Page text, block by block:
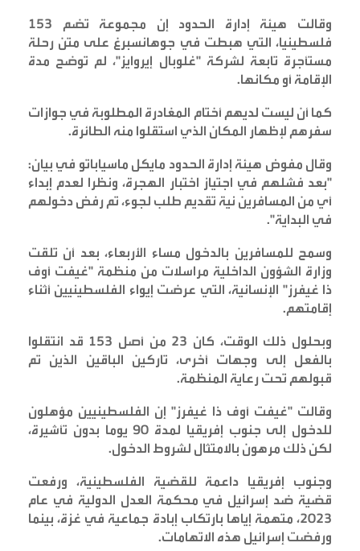
وقالت هيئة إدارة الحدود إن مجموعة تضم 153
فلسطينيا، التي هبطت في جوهانسبرغ على متن رحلة
مستأجرة تابعة لشركة "غلوبال إيروايز"، لم توضح مدة
الإقامة أو مكانها.
كما أن ليست لديهم أختام المغادرة المطلوبة في جوازات
سفرهم لإظهار المكان الذي استقلوا منه الطائرة.
وقال مفوض هيئة إدارة الحدود مايكل ماسياباتو في بيان:
"بعد فشلهم في اجتياز اختبار الهجرة، ونظرا لعدم إبداء
أي من المسافرين نية تقديم طلب لجوء، تم رفض دخولهم
في البداية".
وسمح للمسافرين بالدخول مساء الأربعاء، بعد أن تلقت
وزارة الشؤون الداخلية مراسلات من منظمة "غيفت أوف
ذا غيفرز" الإنسانية، التي عرضت إيواء الفلسطينيين أثناء
إقامتهم.
وبحلول ذلك الوقت، كان 23 من أصل 153 قد انتقلوا
بالفعل إلى وجهات أخرى، تاركين الباقين الذين تم
قبولهم تحت رعاية المنظمة.
وقالت "غيفت أوف ذا غيفرز" إن الفلسطينيين مؤهلون
للدخول إلى جنوب إفريقيا لمدة 90 يوما بدون تأشيرة،
لكن ذلك مرهون بالامتثال لشروط الدخول.
وجنوب إفريقيا داعمة للقضية الفلسطينية، ورفعت
قضية ضد إسرائيل في محكمة العدل الدولية في عام
2023، متهمة إياها بارتكاب إبادة جماعية في غزة، بينما
ورفضت إسرائيل هذه الاتهامات.